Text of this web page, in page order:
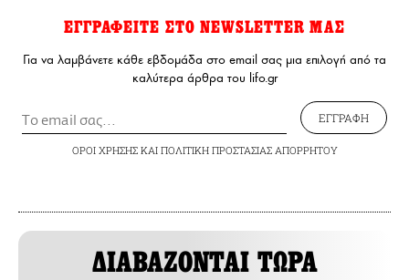
ΕΓΓΡΑΦΕΙΤΕ ΣΤΟ NEWSLETTER ΜΑΣ
Για να λαμβάνετε κάθε εβδομάδα στο email σας μια επιλογή από τα
καλύτερα άρθρα του lifo.gr
ΕΓΓΡΑΦΗ
ΟΡΟΙ ΧΡΗΣΗΣΚΑΙ ΠΟΛΙΤΙΚΗ ΠΡΟΣΤΑΣΙΑΣ ΑΠΟΡΡΗΤΟΥ
ΔΙΑΒΑΖΟΝΤΑΙ ΤΩΡΑ